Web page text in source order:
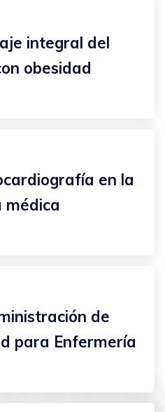
integral del
obesidad
en la
médica
de
para Enfermería